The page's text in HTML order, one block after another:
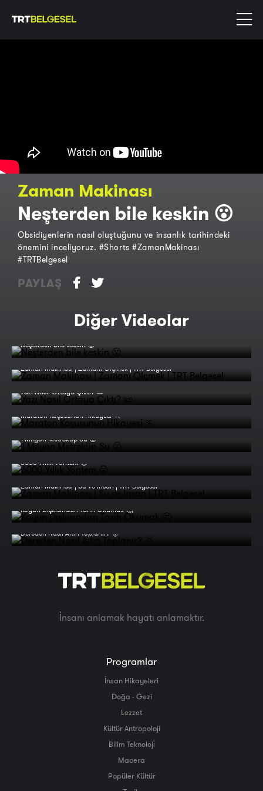
Zaman Makinası
Neşterden bile keskin 😮
Obsidiyenlerin nasıl oluştuğunu ve insanlık tarihindeki
önemini inceliyoruz. #Shorts #ZamanMakinası
#TRTBelgesel
PAYLAŞ
Diğer Videolar
Neşterden bile keskin 😮
Zaman Makinası | Zamanı Ölçmek | TRT Belgesel
Yazı Nasıl Ortaya Çıktı? 📜
Maraton Koşusunun Hikayesi 🏃
1 Milyon Metreküp Su 😮
6000 Yıllık Yöntem 😮
Zaman Makinası | Su ve İnsan | TRT Belgesel
Koyun Dışkısından Tarih Okumak 🤔
Dereden Nasıl Altın Toplanır? 🥇
İnsanı anlamak hayatı anlamaktır.
Programlar
İnsan Hikayeleri
Doğa - Gezi
Lezzet
Kültür Antropoloji
Bilim Teknoloji̇
Macera
Popüler Kültür